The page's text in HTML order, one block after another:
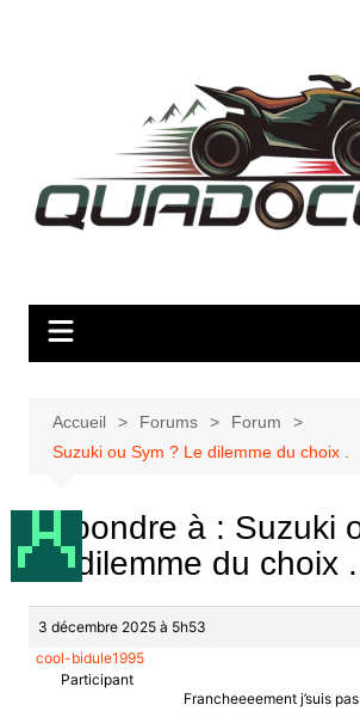
Accueil Forums
Forum
Suzuki ou Sym ? Le dilemme du choix .
Répondre à : Suzuki
Le dilemme du choix .
3 décembre 2025 à 5h53
cool-bidule1995
Participant
Francheeeement j’suis